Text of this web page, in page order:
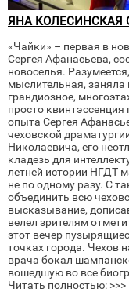
ЯНА КОЛЕСИНСКАЯ
«Чайки» – первая в
Сергея Афанасьева,
новоселья.
мыслительная,
грандиозное,
просто квинтэссенция
опыта Сергея
чеховской
Николаевича, его
кладезь для
летней истории НГДТ
не по одному разу. С
объединить всю
высказывание,
велел зрителям
этот вечер
точках города. Чехов
врача бокал
вошедшую во все
Читать полностью: >>>